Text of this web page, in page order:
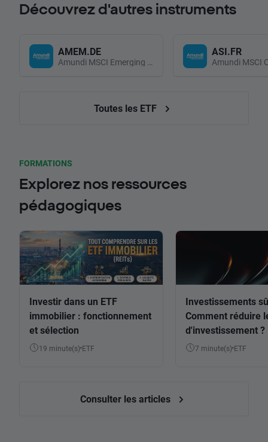
Découvrez d'autres instruments
AMEM.DE
Amundi MSCI Emerging Markets UCITS (Acc EUR)
ASI.FR
Toutes les ETF
FORMATIONS
Explorez nos ressources
pédagogiques
Investir dans un ETF
immobilier : fonctionnement
et sélection
19 minute(s) ETF
Investissements
Comment réduire
d'investissement ?
7 minute(s) ETF
Consulter les articles